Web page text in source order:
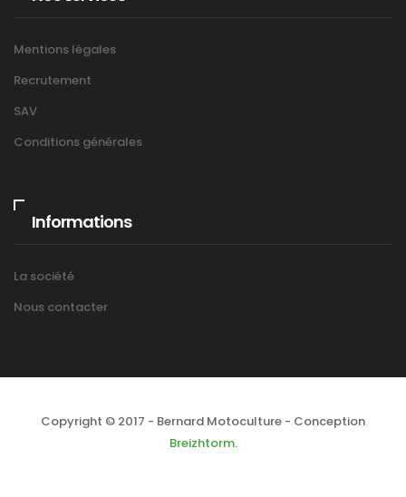
Mentions légales
Recrutement
SAV
Conditions générales
Informations
La société
Nous contacter
Copyright © 2017 - Bernard Motoculture - Conception
Breizhtorm.